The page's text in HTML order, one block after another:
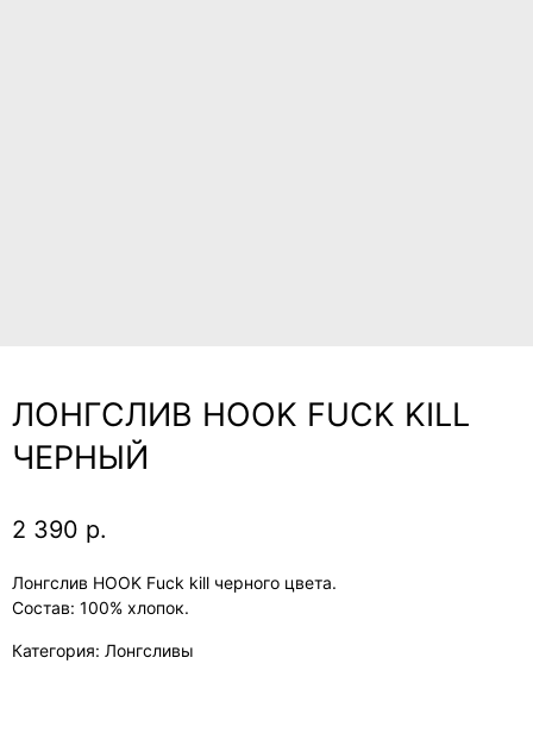
ЛОНГСЛИВ HOOK FUCK KILL
ЧЕРНЫЙ
2 390 р.
Лонгслив HOOK Fuck kill черного цвета.
Состав: 100% хлопок.
Категория: Лонгсливы